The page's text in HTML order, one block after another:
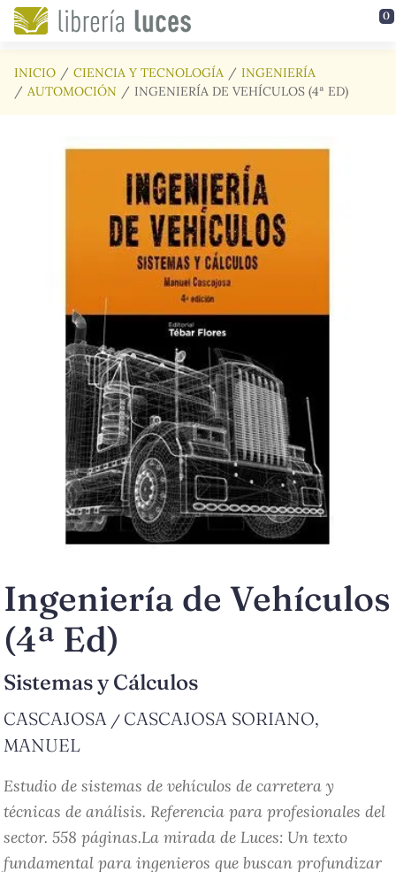
Saltar al contenido principal 0
INICIO CIENCIA Y TECNOLOGÍA
INGENIERÍA
AUTOMOCIÓN
INGENIERÍA DE VEHÍCULOS (4ª ED)
Ingeniería de Vehículos
(4ª Ed)
Sistemas y Cálculos
CASCAJOSA / CASCAJOSA SORIANO,
MANUEL
Estudio de sistemas de vehículos de carretera y
técnicas de análisis. Referencia para profesionales del
sector. 558 páginas.La mirada de Luces: Un texto
fundamental para ingenieros que buscan profundizar